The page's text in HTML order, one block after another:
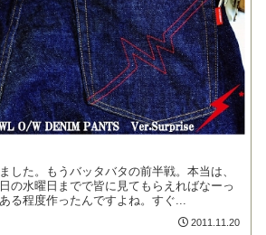
した。もうバッタバタの前半戦。本当は、
の水曜日までで皆に見てもらえればなーっ
る程度作ったんですよね。すぐ...
2011.11.20